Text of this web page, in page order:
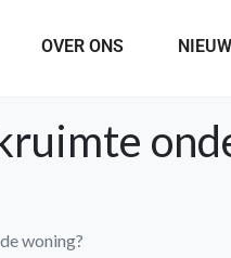
OVER ONS
woning?